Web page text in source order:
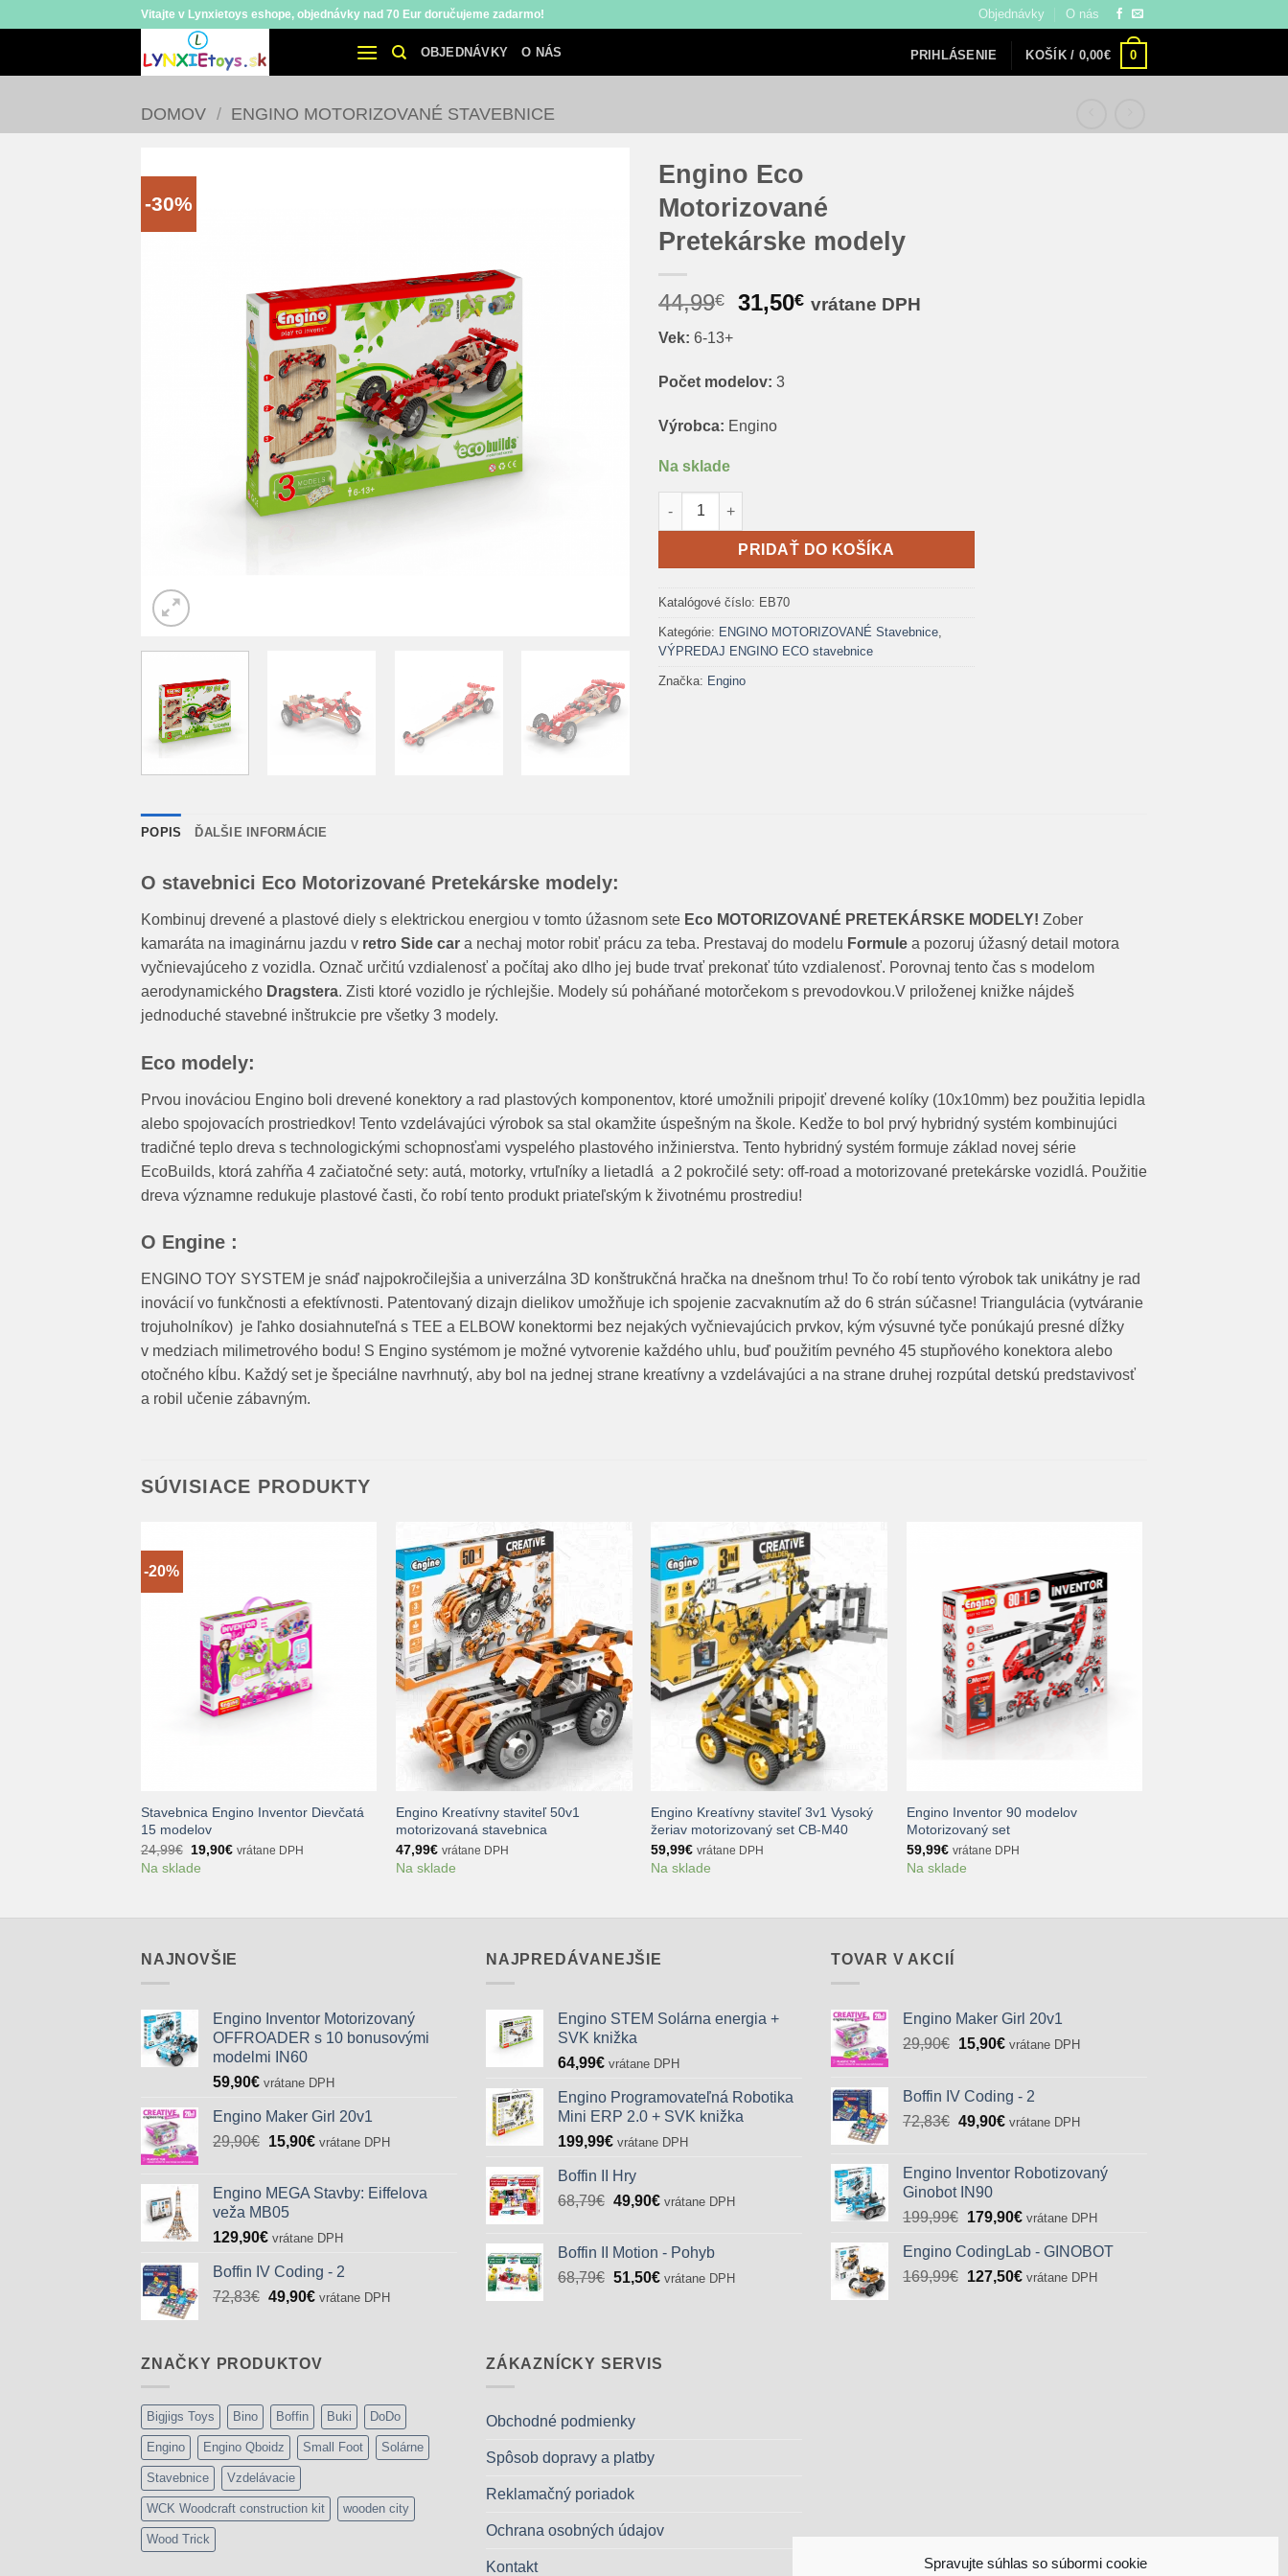
Spravujte súhlas so súbormi cookie
Vitajte v Lynxietoys eshope, objednávky nad 70 Eur doručujeme zadarmo! Objednávky O nás
OBJEDNÁVKY O NÁS PRIHLÁSENIE KOŠÍK / 0,00€ 0
DOMOV / ENGINO MOTORIZOVANÉ STAVEBNICE
-30%
Engino Eco
Motorizované
Pretekárske modely
44,99€
Pôvodná
44,99€.
31,50€Aktuálna
vrátane DPH
Vek: 6-13+
Počet modelov: 3
Výrobca: Engino
Na sklade
množstvo Engino Eco Motorizované Pretekárske modely
PRIDAŤ DO KOŠÍKA
Katalógové číslo: EB70
Kategórie: ENGINO MOTORIZOVANÉ Stavebnice,
VÝPREDAJ ENGINO ECO stavebnice
Značka: Engino
POPIS ĎALŠIE INFORMÁCIE
O stavebnici Eco Motorizované Pretekárske modely:
Kombinuj drevené a plastové diely s elektrickou energiou v tomto úžasnom sete Eco MOTORIZOVANÉ PRETEKÁRSKE MODELY! Zober
kamaráta na imaginárnu jazdu v retro Side car a nechaj motor robiť prácu za teba. Prestavaj do modelu Formule a pozoruj úžasný detail motora
vyčnievajúceho z vozidla. Označ určitú vzdialenosť a počítaj ako dlho jej bude trvať prekonať túto vzdialenosť. Porovnaj tento čas s modelom
aerodynamického Dragstera. Zisti ktoré vozidlo je rýchlejšie. Modely sú poháňané motorčekom s prevodovkou.V priloženej knižke nájdeš
jednoduché stavebné inštrukcie pre všetky 3 modely.
Eco modely:
Prvou inováciou Engino boli drevené konektory a rad plastových komponentov, ktoré umožnili pripojiť drevené kolíky (10x10mm) bez použitia lepidla
alebo spojovacích prostriedkov! Tento vzdelávajúci výrobok sa stal okamžite úspešným na škole. Kedže to bol prvý hybridný systém kombinujúci
tradičné teplo dreva s technologickými schopnosťami vyspelého plastového inžinierstva. Tento hybridný systém formuje základ novej série
EcoBuilds, ktorá zahŕňa 4 začiatočné sety: autá, motorky, vrtuľníky a lietadlá a 2 pokročilé sety: off-road a motorizované pretekárske vozidlá. Použitie
dreva významne redukuje plastové časti, čo robí tento produkt priateľským k životnému prostrediu!
O Engine :
ENGINO TOY SYSTEM je snáď najpokročilejšia a univerzálna 3D konštrukčná hračka na dnešnom trhu! To čo robí tento výrobok tak unikátny je rad
inovácií vo funkčnosti a efektívnosti. Patentovaný dizajn dielikov umožňuje ich spojenie zacvaknutím až do 6 strán súčasne! Triangulácia (vytváranie
trojuholníkov) je ľahko dosiahnuteľná s TEE a ELBOW konektormi bez nejakých vyčnievajúcich prvkov, kým výsuvné tyče ponúkajú presné dĺžky
v medziach milimetrového bodu! S Engino systémom je možné vytvorenie každého uhlu, buď použitím pevného 45 stupňového konektora alebo
otočného kĺbu. Každý set je špeciálne navrhnutý, aby bol na jednej strane kreatívny a vzdelávajúci a na strane druhej rozpútal detskú predstavivosť
a robil učenie zábavným.
SÚVISIACE PRODUKTY
-20%
Stavebnica Engino Inventor Dievčatá
15 modelov
24,99€ Pôvodná
cena
bola:
19,90€Aktuálna
vrátane DPH
Na sklade
Engino Kreatívny staviteľ 50v1
motorizovaná stavebnica
47,99€ vrátane DPH
Na sklade
Engino Kreatívny staviteľ 3v1 Vysoký
žeriav motorizovaný set CB-M40
59,99€ vrátane DPH
Na sklade
Engino Inventor 90 modelov
Motorizovaný set
59,99€ vrátane DPH
Na sklade
NAJNOVŠIE
Engino Inventor Motorizovaný
OFFROADER s 10 bonusovými
modelmi IN60
59,90€ vrátane DPH
Engino Maker Girl 20v1
29,90€ Pôvodná
29,90€.
15,90€Aktuálna
15,90€.
vrátane DPH
Engino MEGA Stavby: Eiffelova
veža MB05
129,90€ vrátane DPH
Boffin IV Coding - 2
72,83€ Pôvodná
72,83€.
49,90€Aktuálna
49,90€.
vrátane DPH
NAJPREDÁVANEJŠIE
Engino STEM Solárna energia +
SVK knižka
64,99€ vrátane DPH
Engino Programovateľná Robotika
Mini ERP 2.0 + SVK knižka
199,99€ vrátane DPH
Boffin II Hry
68,79€ Pôvodná
68,79€.
49,90€Aktuálna
49,90€.
vrátane DPH
Boffin II Motion - Pohyb
68,79€ Pôvodná
51,50€Aktuálna
vrátane DPH
TOVAR V AKCIÍ
Engino Maker Girl 20v1
29,90€ Pôvodná
29,90€.
15,90€Aktuálna
15,90€.
vrátane DPH
Boffin IV Coding - 2
72,83€ Pôvodná
72,83€.
49,90€Aktuálna
49,90€.
vrátane DPH
Engino Inventor Robotizovaný
Ginobot IN90
199,99€ Pôvodná
bola:
199,99€.
179,90€Aktuálna
je:
179,90€.
vrátane DPH
Engino CodingLab - GINOBOT
169,99€ Pôvodná
127,50€Aktuálna
vrátane DPH
ZNAČKY PRODUKTOV
Bigjigs Toys Bino Boffin Buki DoDo
Engino Engino Qboidz Small Foot Solárne
Stavebnice Vzdelávacie
WCK Woodcraft construction kit wooden city
Wood Trick
ZÁKAZNÍCKY SERVIS
Obchodné podmienky
Spôsob dopravy a platby
Reklamačný poriadok
Ochrana osobných údajov
Kontakt